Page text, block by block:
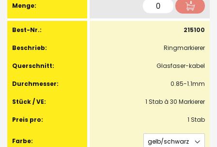
215100
Ringmarkierer
Glasfaser-kabel
0.85-1.1mm
1 Stab à 30 Markierer
1 Stab